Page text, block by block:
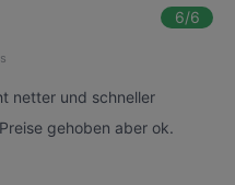
6/6
netter und schneller
gehoben aber ok.